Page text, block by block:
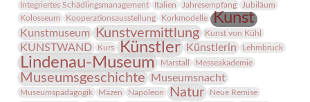
Integriertes Schädlingsmanagement
Italien Jahresempfang
Jubiläum
Kolosseum
Kooperationsausstellung Korkmodelle Kunst
Kunstmuseum Kunstvermittlung Kunst von Kühl
KUNSTWAND Kurs Künstler Künstlerin Lehmbruck
Lindenau-Museum Marstall Messeakademie
Museumsgeschichte Museumsnacht
Museumspädagogik Mäzen Napoleon Natur
Neue Remise